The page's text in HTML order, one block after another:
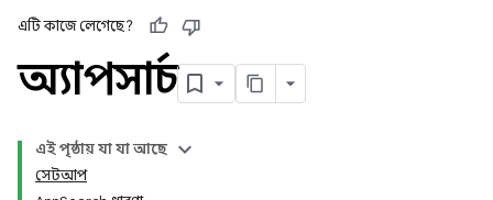
এটি কাজে লেগেছে?
অ্যাপসার্চ
এই পৃষ্ঠায় যা যা আছে
সেটআপ